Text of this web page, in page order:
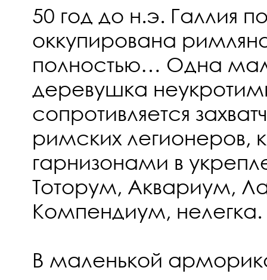
50 год до н.э. Галлия
оккупирована
полностью… Одна
деревушка
сопротивляется
римских легионеров,
гарнизонами в
Тоторум, Аквариум,
Компендиум, нелегка.
В маленькой